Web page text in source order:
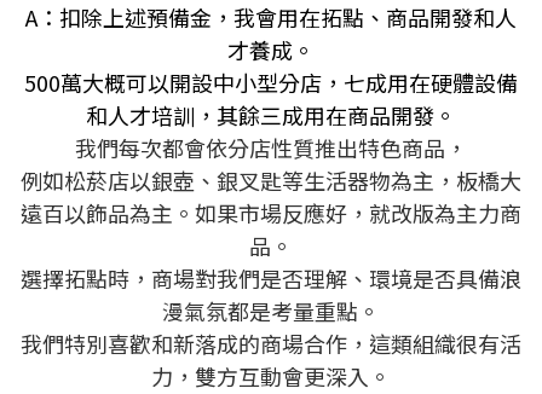
A：扣除上述預備金，我會用在拓點、商品開發和人
才養成。
500萬大概可以開設中小型分店，七成用在硬體設備
和人才培訓，其餘三成用在商品開發。
我們每次都會依分店性質推出特色商品，
例如松菸店以銀壺、銀叉匙等生活器物為主，板橋大
遠百以飾品為主。如果市場反應好，就改版為主力商
品。
選擇拓點時，商場對我們是否理解、環境是否具備浪
漫氣氛都是考量重點。
我們特別喜歡和新落成的商場合作，這類組織很有活
力，雙方互動會更深入。